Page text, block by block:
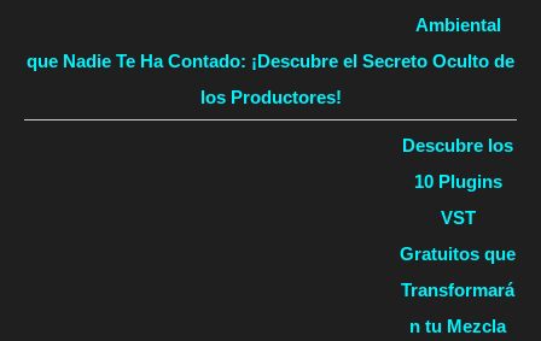
Ambiental
que Nadie Te Ha Contado: ¡Descubre el Secreto Oculto de
los Productores!
Descubre los
10 Plugins
VST
Gratuitos que
Transformará
n tu Mezcla